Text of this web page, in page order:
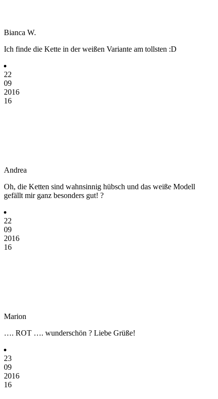
Bianca W.
Ich finde die Kette in der weißen Variante am tollsten :D
22
09
2016
16
Andrea
Oh, die Ketten sind wahnsinnig hübsch und das weiße Modell
gefällt mir ganz besonders gut! ?
22
09
2016
16
Marion
…. ROT …. wunderschön ? Liebe Grüße!
23
09
2016
16